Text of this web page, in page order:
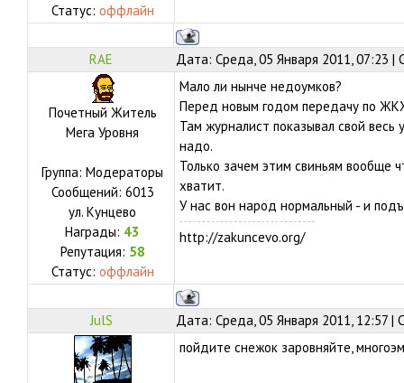
Статус: оффлайн
RAE Дата: Среда, 05 Января 2011, 07:23 |
Почетный Житель
Мега Уровня
Группа: Модераторы
Сообщений: 6013
ул. Кунцево
Награды: 43
Репутация: 58
Статус: оффлайн
Мало ли нынче недоумков?
Перед новым годом передачу по
Там журналист показывал свой
надо.
Только зачем этим свиньям вообще
хватит.
У нас вон народ нормальный - и
http://zakuncevo.org/
JulS Дата: Среда, 05 Января 2011, 12:57 |
пойдите снежок заровняйте,